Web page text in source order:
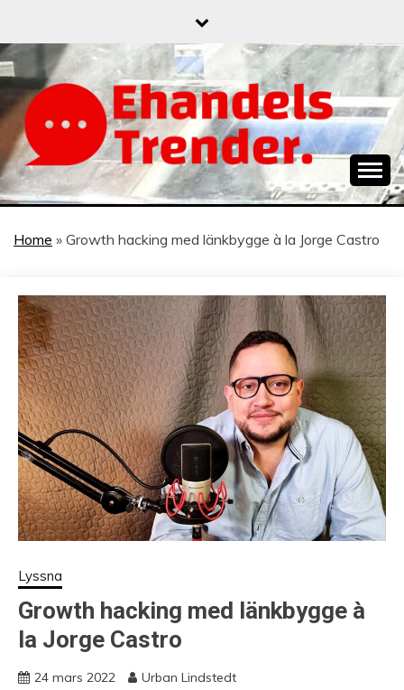
content
När allt blir e-handel
Home » Growth hacking med länkbygge à la Jorge Castro
Lyssna
Growth hacking med länkbygge à
la Jorge Castro
24 mars 2022 Urban Lindstedt